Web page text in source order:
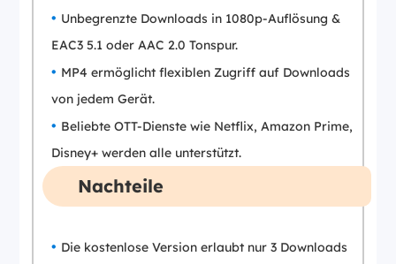
Unbegrenzte Downloads in 1080p-Auflösung &
EAC3 5.1 oder AAC 2.0 Tonspur.
MP4 ermöglicht flexiblen Zugriff auf Downloads
von jedem Gerät.
Beliebte OTT-Dienste wie Netflix, Amazon Prime,
Disney+ werden alle unterstützt.
Nachteile
Die kostenlose Version erlaubt nur 3 Downloads